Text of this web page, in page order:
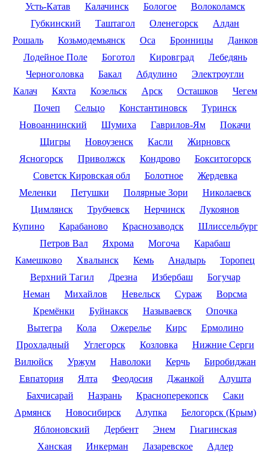
Усть-Катав
Калачинск Бологое
Волоколамск
Губкинский
Таштагол Оленегорск
Алдан
Рошаль
Козьмодемьянск Оса Бронницы
Данков
Лодейное Поле
Боготол Кировград
Лебедянь
Черноголовка
Бакал Абдулино
Электроугли
Калач
Кяхта Козельск Арск Осташков
Чегем
Почеп
Сельцо Константиновск
Туринск
Новоаннинский
Шумиха Гаврилов-Ям
Покачи
Щигры
Новоузенск Касли
Жирновск
Ясногорск
Приволжск Кондрово
Бокситогорск
Советск Кировская обл
Болотное
Жердевка
Меленки
Петушки Полярные Зори
Николаевск
Цимлянск
Трубчевск Нерчинск
Лукоянов
Купино
Карабаново Краснозаводск
Шлиссельбург
Петров Вал
Яхрома Могоча
Карабаш
Камешково
Хвалынск Кемь Анадырь
Торопец
Верхний Тагил
Дрезна Избербаш
Богучар
Неман
Михайлов Невельск Сураж
Ворсма
Кремёнки
Буйнакск Называевск
Опочка
Вытегра
Кола Ожерелье Кирс
Ермолино
Прохладный
Углегорск Козловка
Нижние Серги
Вилюйск
Уржум Наволоки Керчь
Биробиджан
Евпатория
Ялта Феодосия Джанкой
Алушта
Бахчисарай
Назрань Красноперекопск
Саки
Армянск
Новосибирск Алупка
Белогорск (Крым)
Яблоновский
Дербент Энем
Гиагинская
Ханская
Инкерман Лазаревское Адлер